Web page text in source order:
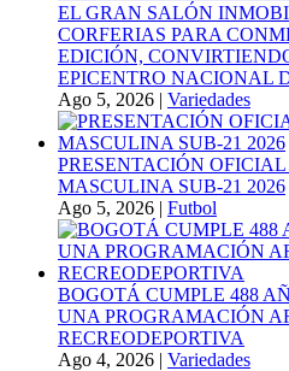
EL GRAN SALÓN
CORFERIAS PARA
EDICIÓN,
EPICENTRO NACIONAL
Ago 5, 2026 | Variedades
PRESENTACIÓN
MASCULINA SUB-21 2026
Ago 5, 2026 | Futbol
BOGOTÁ CUMPLE 488
UNA PROGRAMACIÓN
RECREODEPORTIVA
Ago 4, 2026 | Variedades